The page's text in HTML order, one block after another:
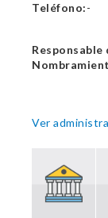
Teléfono:-
Responsable
Ver